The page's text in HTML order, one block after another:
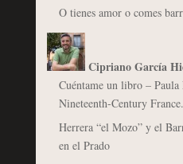
O tienes amor o comes
Cipriano García
Cuéntame un libro – Paula
Nineteenth-Century
Herrera “el Mozo” y el
en el Prado